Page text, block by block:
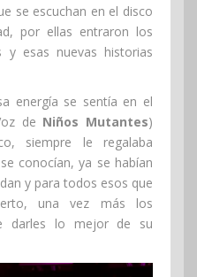
se escuchan en el disco
por ellas entraron los
y esas nuevas historias
energía se sentía en el
de Niños Mutantes)
siempre le regalaba
conocían, ya se habían
y para todos esos que
una vez más los
darles lo mejor de su